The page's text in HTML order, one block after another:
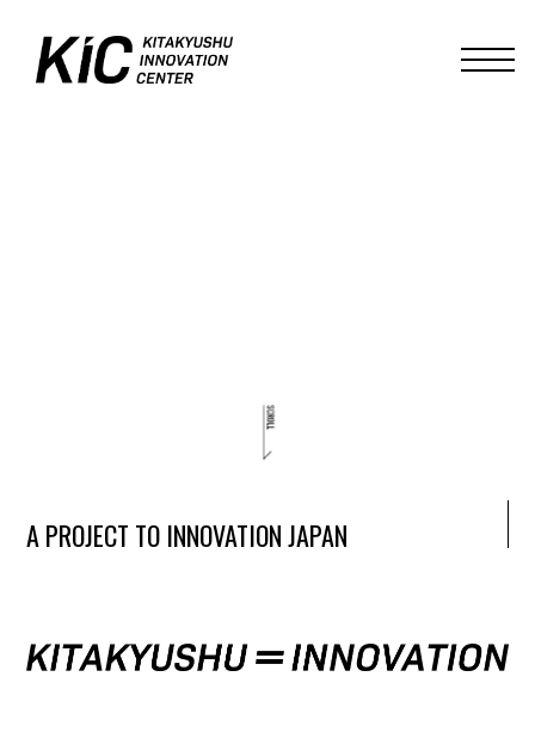
A PROJECT TO INNOVATION JAPAN